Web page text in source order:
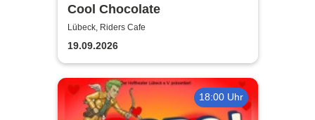
Cool Chocolate
Lübeck, Riders Cafe
19.09.2026
18:00 Uhr